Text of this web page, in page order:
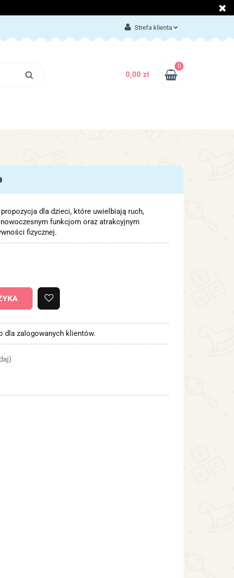
Strefa klienta
Załóż konto
Dodaj zgłoszenie
0,00 zł
0
BLOG KONTAKT
KONTAKT
dla dzieci, które uwielbiają ruch,
funkcjom oraz atrakcyjnym
fizycznej.
dla zalogowanych klientów.